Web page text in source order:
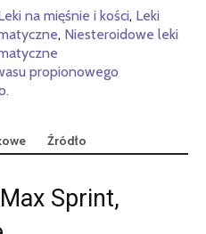
na mięśnie i kości, Leki
, Niesteroidowe leki
propionowego
Źródło
Sprint,